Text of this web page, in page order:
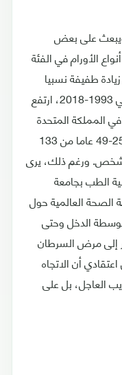
على بعض
الأورام في الفئة
طفيفة نسبيا
حتى الآن. فمثلا، في الفترة ما بين عامي 1993-2018، ارتفع
المملكة المتحدة
بين الفئات العمرية التي تتراوح ما بين 25-49 عاما من 133
ألف شخص. ورغم ذلك، يرى
الطب بجامعة
الصحة العالمية حول
الدخل وحتى
إلى مرض السرطان
أن الاتجاه
العاجل، بل على